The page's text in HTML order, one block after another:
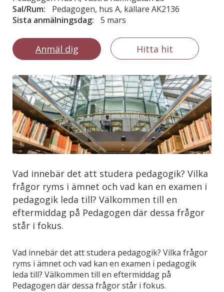
Sal/Rum:
Pedagogen, hus A, källare AK2136
Sista anmälningsdag:
5 mars
Anmäl dig Hitta hit
Vad innebär det att studera pedagogik? Vilka
frågor ryms i ämnet och vad kan en examen i
pedagogik leda till? Välkommen till en
eftermiddag på Pedagogen där dessa frågor
står i fokus.
Vad innebär det att studera pedagogik? Vilka frågor
ryms i ämnet och vad kan en examen i pedagogik
leda till? Välkommen till en eftermiddag på
Pedagogen där dessa frågor står i fokus.